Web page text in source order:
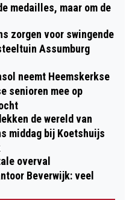
medailles, maar om de
zorgen voor swingende
Assumburg
neemt Heemskerkse
senioren mee op
de wereld van
middag bij Koetshuijs
overval
Beverwijk: veel